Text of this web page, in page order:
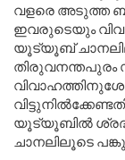
വളരെ അടുത്ത
ഇവരുടെയും
യൂട്യൂബ്
തിരുവനന്തപുരം
യൂട്യൂബിൽ
ചാനലിലൂടെ